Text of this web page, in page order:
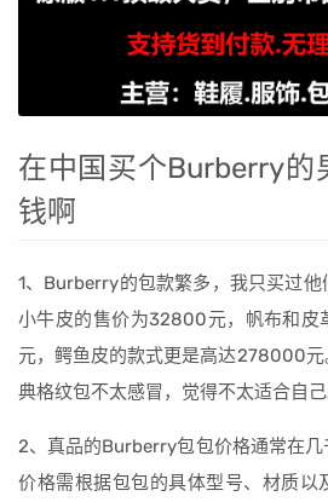
在中国买个Burberry的
钱啊
1、Burberry的包款繁多，我只买过
小牛皮的售价为32800元，帆布和皮
元，鳄鱼皮的款式更是高达278000
典格纹包不太感冒，觉得不太适合自己
2、真品的Burberry包包价格通常在
价格需根据包包的具体型号、材质以